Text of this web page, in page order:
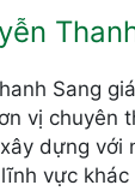
Sang
vị chuyên
dựng với
vực